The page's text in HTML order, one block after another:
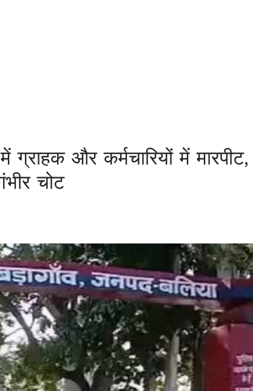
और कर्मचारियों में मारपीट,
चोट